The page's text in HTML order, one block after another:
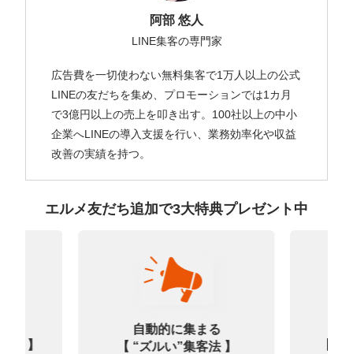
阿部 悠人
LINE集客の専門家
広告費を一切使わない無料集客で1万人以上の公式
LINEの友だちを集め、プロモーションでは1カ月
で3億円以上の売上を叩き出す。100社以上の中小
企業へLINEの導入支援を行い、業務効率化や収益
改善の実績を持つ。
エルメ友だち追加で3大特典プレゼント中
選 】
自動的に集まる
【 “ズルい”集客法 】